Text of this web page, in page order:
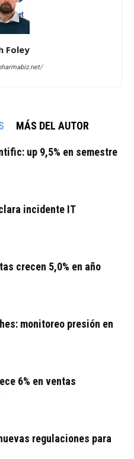
Foley
MÁS DEL AUTOR
up 9,5% en semestre
incidente IT
crecen 5,0% en año
monitoreo presión en
6% en ventas
regulaciones para